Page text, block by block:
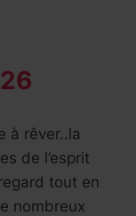
à rêver..la
de l’esprit
tout en
nombreux